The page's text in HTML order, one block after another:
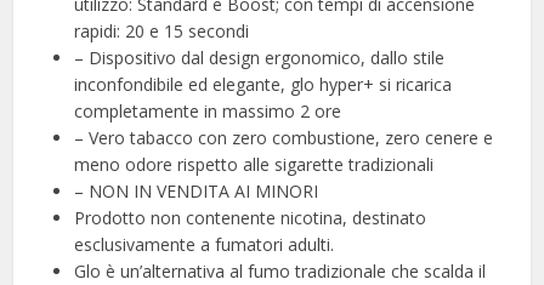
utilizzo: Standard e Boost; con tempi di accensione
rapidi: 20 e 15 secondi
– Dispositivo dal design ergonomico, dallo stile
inconfondibile ed elegante, glo hyper+ si ricarica
completamente in massimo 2 ore
– Vero tabacco con zero combustione, zero cenere e
meno odore rispetto alle sigarette tradizionali
– NON IN VENDITA AI MINORI
Prodotto non contenente nicotina, destinato
esclusivamente a fumatori adulti.
Glo è un’alternativa al fumo tradizionale che scalda il